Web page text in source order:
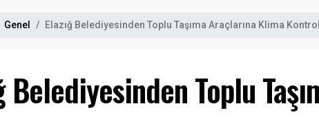
Genel Elazığ Belediyesinden Toplu Taşıma Araçlarına Klima
Belediyesinden Toplu